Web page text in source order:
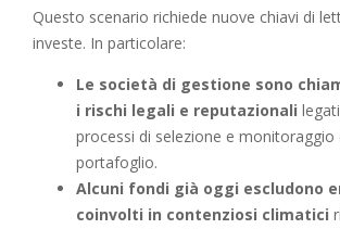
Questo scenario richiede nuove chiavi di
investe. In particolare:
Le società di gestione sono
i rischi legali e reputazionali
processi di selezione e monitoraggio
portafoglio.
Alcuni fondi già oggi escludono
coinvolti in contenziosi climatici